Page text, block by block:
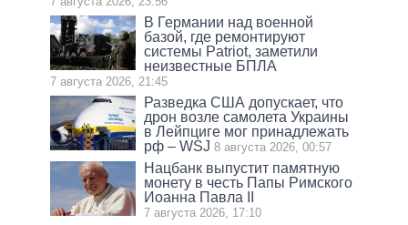
В Германии над военной
базой, где ремонтируют
системы Patriot, заметили
неизвестные БПЛА
7 августа 2026, 21:45
Разведка США допускает, что
дрон возле самолета Украины
в Лейпциге мог принадлежать
рф – WSJ 8 августа 2026, 00:57
Нацбанк выпустит памятную
монету в честь Папы Римского
Иоанна Павла II
7 августа 2026, 17:10